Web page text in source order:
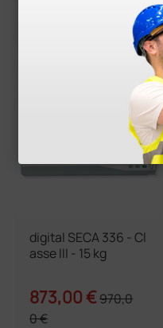
1 unidade
digital SECA 336 - Cl
asse III - 15 kg
873,00 €970,0
0 €